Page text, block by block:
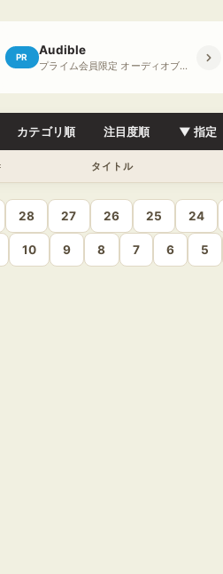
PR Audible
プライム会員限定 オーディオブック ・ 30日間無料体験
カテゴリ順 注目度順 ▼ 指定
タイトル
28 27 26 25 24
10 9 8 7 6 5